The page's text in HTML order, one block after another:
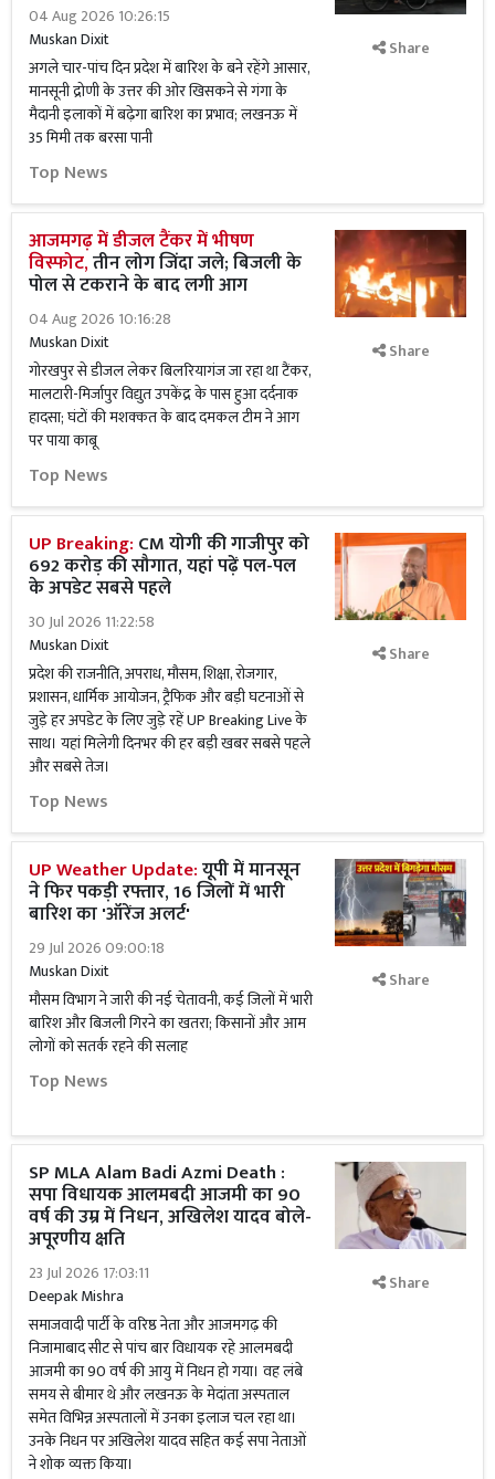
04 Aug 2026 10:26:15
Muskan Dixit
अगले चार-पांच दिन प्रदेश में बारिश के बने रहेंगे आसार,
मानसूनी द्रोणी के उत्तर की ओर खिसकने से गंगा के
मैदानी इलाकों में बढ़ेगा बारिश का प्रभाव; लखनऊ में
35 मिमी तक बरसा पानी
Top News
Share
आजमगढ़ में डीजल टैंकर में भीषण
विस्फोट,तीन लोग जिंदा जले; बिजली के
पोल से टकराने के बाद लगी आग
04 Aug 2026 10:16:28
Muskan Dixit
गोरखपुर से डीजल लेकर बिलरियागंज जा रहा था टैंकर,
मालटारी-मिर्जापुर विद्युत उपकेंद्र के पास हुआ दर्दनाक
हादसा; घंटों की मशक्कत के बाद दमकल टीम ने आग
पर पाया काबू
Top News
Share
UP Breaking: CM योगी की गाजीपुर को
692 करोड़ की सौगात, यहां पढ़ें पल-पल
के अपडेट सबसे पहले
30 Jul 2026 11:22:58
Muskan Dixit
प्रदेश की राजनीति, अपराध, मौसम, शिक्षा, रोजगार,
प्रशासन, धार्मिक आयोजन, ट्रैफिक और बड़ी घटनाओं से
जुड़े हर अपडेट के लिए जुड़े रहें UP Breaking Live के
साथ। यहां मिलेगी दिनभर की हर बड़ी खबर सबसे पहले
और सबसे तेज।
Top News
Share
UP Weather Update:यूपी में मानसून
ने फिर पकड़ी रफ्तार, 16 जिलों में भारी
बारिश का 'ऑरेंज अलर्ट'
29 Jul 2026 09:00:18
Muskan Dixit
मौसम विभाग ने जारी की नई चेतावनी, कई जिलों में भारी
बारिश और बिजली गिरने का खतरा; किसानों और आम
लोगों को सतर्क रहने की सलाह
Top News
Share
SP MLA Alam Badi Azmi Death :
सपा विधायक आलमबदी आजमी का 90
वर्ष की उम्र में निधन, अखिलेश यादव बोले-
अपूरणीय क्षति
23 Jul 2026 17:03:11
Deepak Mishra
समाजवादी पार्टी के वरिष्ठ नेता और आजमगढ़ की
निजामाबाद सीट से पांच बार विधायक रहे आलमबदी
आजमी का 90 वर्ष की आयु में निधन हो गया। वह लंबे
समय से बीमार थे और लखनऊ के मेदांता अस्पताल
समेत विभिन्न अस्पतालों में उनका इलाज चल रहा था।
उनके निधन पर अखिलेश यादव सहित कई सपा नेताओं
ने शोक व्यक्त किया।
Share